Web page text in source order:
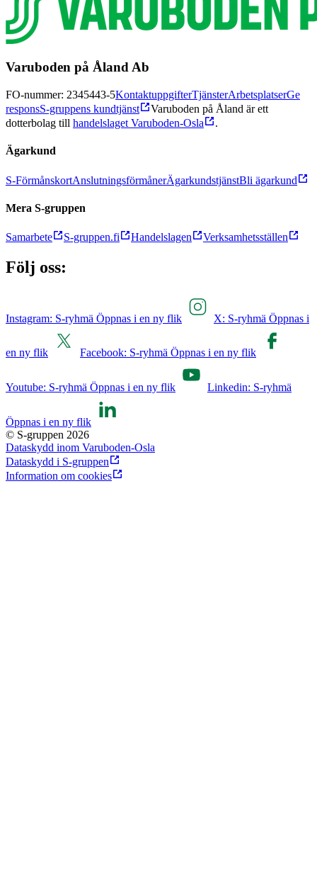
Varuboden på Åland Ab
FO-nummer: 2345443-5KontaktuppgifterTjänsterArbetsplatserGe
responsS-gruppens kundtjänst
Varuboden på Åland är ett
dotterbolag till handelslaget Varuboden-Osla .
Ägarkund
S-FörmånskortAnslutningsförmånerÄgarkundstjänstBli ägarkund
Mera S-gruppen
Samarbete S-gruppen.fi Handelslagen Verksamhetsställen
Följ oss:
Instagram: S-ryhmä Öppnas i en ny flik X: S-ryhmä Öppnas i
en ny flik Facebook: S-ryhmä Öppnas i en ny flik
Youtube: S-ryhmä Öppnas i en ny flik Linkedin: S-ryhmä
Öppnas i en ny flik
© S-gruppen 2026
Dataskydd inom Varuboden-Osla
Dataskydd i S-gruppen
Information om cookies